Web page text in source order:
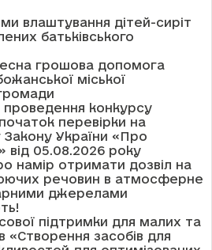
влаштування дітей-сиріт
батьківського
грошова допомога
міської
конкурсу
перевірки на
Закону України «Про
від 05.08.2026 року
намір отримати дозвіл на
речовин в атмосферне
джерелами
підтримки для малих та
«Створення засобів для